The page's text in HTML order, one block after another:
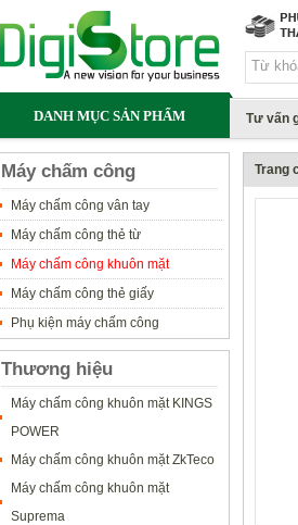
DANH MỤC SẢN PHẨM Tư vấn
Máy chấm công
Máy chấm công vân tay
Máy chấm công thẻ từ
Máy chấm công khuôn mặt
Máy chấm công thẻ giấy
Phụ kiện máy chấm công
Thương hiệu
Máy chấm công khuôn mặt KINGS
POWER
Máy chấm công khuôn mặt ZkTeco
Máy chấm công khuôn mặt
Suprema
Trang